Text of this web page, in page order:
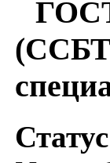
ГОСТ